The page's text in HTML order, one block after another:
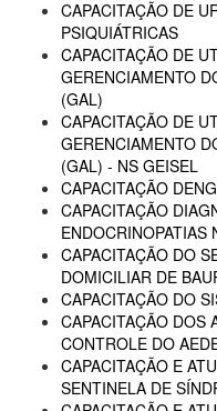
CAPACITAÇÃO DE
PSIQUIÁTRICAS
CAPACITAÇÃO DE
GERENCIAMENTO
(GAL)
CAPACITAÇÃO DE
GERENCIAMENTO
(GAL) - NS GEISEL
CAPACITAÇÃO
CAPACITAÇÃO
ENDOCRINOPATIAS
CAPACITAÇÃO DO
DOMICILIAR DE
CAPACITAÇÃO DO
CAPACITAÇÃO DOS
CONTROLE DO
CAPACITAÇÃO E
SENTINELA DE